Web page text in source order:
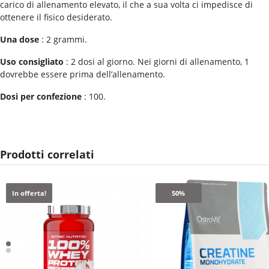
carico di allenamento elevato, il che a sua volta ci impedisce di
ottenere il fisico desiderato.
Una dose : 2 grammi.
Uso consigliato : 2 dosi al giorno. Nei giorni di allenamento, 1
dovrebbe essere prima dell’allenamento.
Dosi per confezione : 100.
Prodotti correlati
In offerta! 50%